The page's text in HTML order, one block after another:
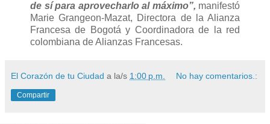
de sí para aprovecharlo al máximo”, manifestó
Marie Grangeon-Mazat, Directora de la Alianza
Francesa de Bogotá y Coordinadora de la red
colombiana de Alianzas Francesas.
El Corazón de tu Ciudad a la/s 1:00 p.m. No hay comentarios.:
Compartir